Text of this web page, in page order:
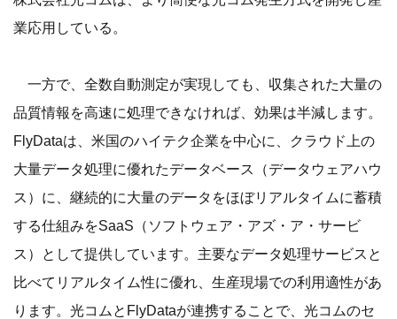
業応用している。
一方で、全数自動測定が実現しても、収集された大量の
品質情報を高速に処理できなければ、効果は半減します。
FlyDataは、米国のハイテク企業を中心に、クラウド上の
大量データ処理に優れたデータベース（データウェアハウ
ス）に、継続的に大量のデータをほぼリアルタイムに蓄積
する仕組みをSaaS（ソフトウェア・アズ・ア・サービ
ス）として提供しています。主要なデータ処理サービスと
比べてリアルタイム性に優れ、生産現場での利用適性があ
ります。光コムとFlyDataが連携することで、光コムのセ